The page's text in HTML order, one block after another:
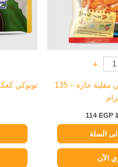
+
بالدو نوودلز رابوكي مقلية حارة – 135
114 EGP
السلة
الآن